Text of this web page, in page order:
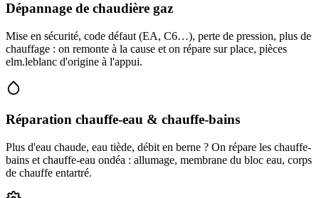
Dépannage de chaudière gaz
Mise en sécurité, code défaut (EA, C6…), perte de pression, plus de
chauffage : on remonte à la cause et on répare sur place, pièces
elm.leblanc d'origine à l'appui.
Réparation chauffe-eau & chauffe-bains
Plus d'eau chaude, eau tiède, débit en berne ? On répare les chauffe-
bains et chauffe-eau ondéa : allumage, membrane du bloc eau, corps
de chauffe entartré.